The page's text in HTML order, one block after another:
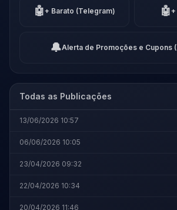
🤖+ Barato (Telegram) 🤖+
🔔Alerta de Promoções e Cupons
Todas as Publicações
13/06/2026 10:57
06/06/2026 10:05
23/04/2026 09:32
22/04/2026 10:34
20/04/2026 11:46